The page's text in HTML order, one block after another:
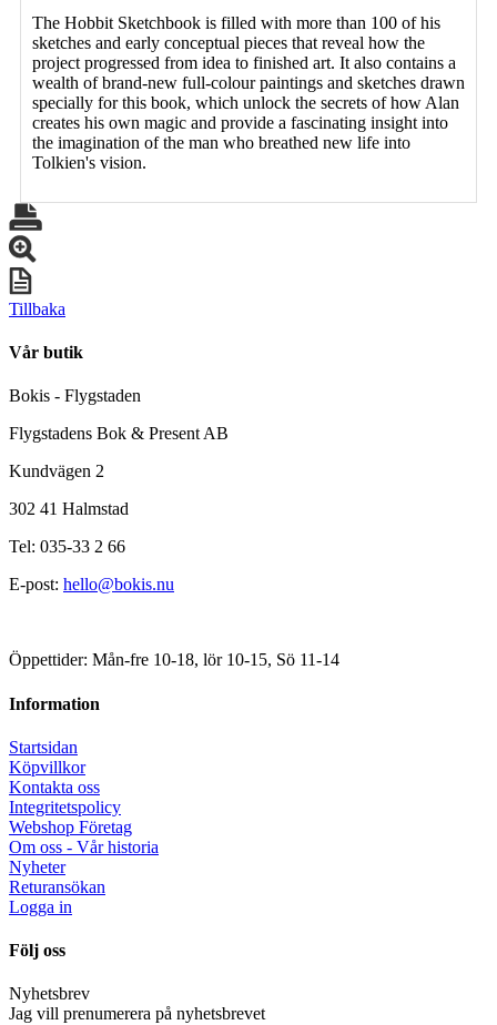
The Hobbit Sketchbook is filled with more than 100 of his
sketches and early conceptual pieces that reveal how the
project progressed from idea to finished art. It also contains a
wealth of brand-new full-colour paintings and sketches drawn
specially for this book, which unlock the secrets of how Alan
creates his own magic and provide a fascinating insight into
the imagination of the man who breathed new life into
Tolkien's vision.
Tillbaka
Vår butik
Bokis - Flygstaden
Flygstadens Bok & Present AB
Kundvägen 2
302 41 Halmstad
Tel: 035-33 2 66
E-post: hello@bokis.nu
Öppettider: Mån-fre 10-18, lör 10-15, Sö 11-14
Information
Startsidan
Köpvillkor
Kontakta oss
Integritetspolicy
Webshop Företag
Om oss - Vår historia
Nyheter
Returansökan
Logga in
Följ oss
Nyhetsbrev
Jag vill prenumerera på nyhetsbrevet